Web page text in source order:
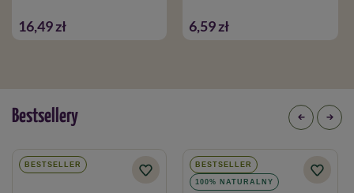
16,49 zł 6,59 zł
Bestsellery
BESTSELLER BESTSELLER
100% NATURALNY